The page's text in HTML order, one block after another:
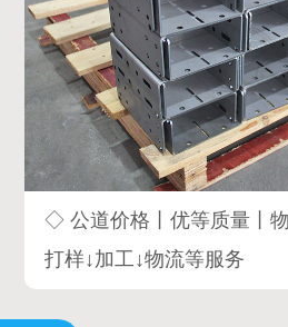
◇ 公道价格丨优等质量丨
打样↓加工↓物流等服务